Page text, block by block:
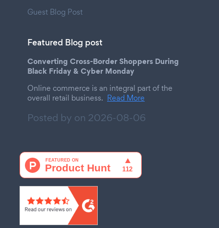
Guest Blog Post
Featured Blog post
Converting Cross-Border Shoppers During
Black Friday & Cyber Monday
Online commerce is an integral part of the
overall retail business. Read More
Posted by on 2026-08-06